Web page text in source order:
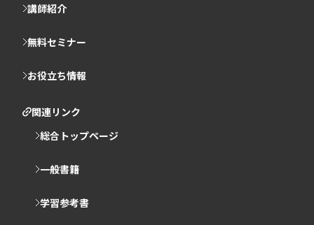
講師紹介
無料セミナー
お役立ち情報
関連リンク
総合トップページ
一般書籍
学習参考書